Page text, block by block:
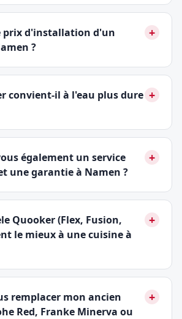
prix d'installation d'un
?
+
convient-il à l'eau plus dure +
également un service
une garantie à Namen ?
+
Quooker (Flex, Fusion,
le mieux à une cuisine à
+
remplacer mon ancien
Red, Franke Minerva ou
+